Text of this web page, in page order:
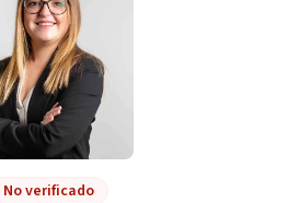
No verificado